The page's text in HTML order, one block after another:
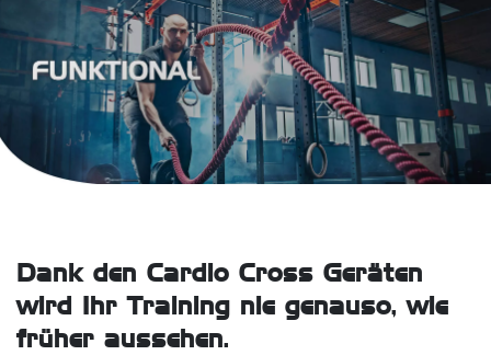
Dank den Cardio Cross Geräten
wird Ihr Training nie genauso, wie
früher aussehen.